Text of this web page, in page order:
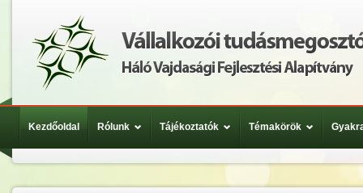
Kezdőoldal Rólunk Tájékoztatók Témakörök